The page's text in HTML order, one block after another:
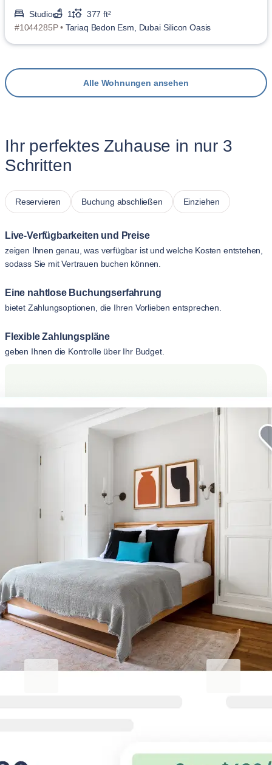
Studio 1
377 ft²
#1044285P • Tariaq Bedon Esm, Dubai Silicon Oasis
Alle Wohnungen ansehen
Ihr perfektes Zuhause in nur 3
Schritten
Reservieren Buchung abschließen Einziehen
Live-Verfügbarkeiten und Preise
zeigen Ihnen genau, was verfügbar ist und welche Kosten entstehen,
sodass Sie mit Vertrauen buchen können.
Eine nahtlose Buchungserfahrung
bietet Zahlungsoptionen, die Ihren Vorlieben entsprechen.
Flexible Zahlungspläne
geben Ihnen die Kontrolle über Ihr Budget.
Erhöhen Sie Ihren
Geschäftsaufenthalt.
Große